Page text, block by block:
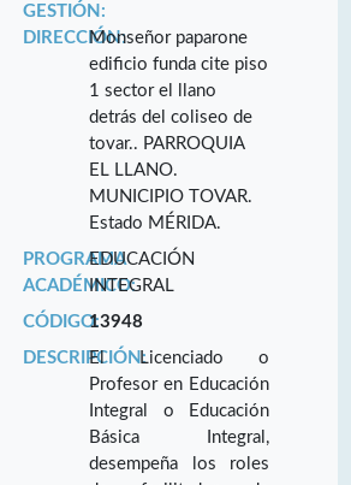
GESTIÓN:
DIRECCIÓN:Monseñor paparone
edificio funda cite piso
1 sector el llano
detrás del coliseo de
tovar.. PARROQUIA
EL LLANO.
MUNICIPIO TOVAR.
Estado MÉRIDA.
PROGRAMA
ACADÉMICO:
EDUCACIÓN
INTEGRAL
CÓDIGO:13948
DESCRIPCIÓN:El Licenciado o
Profesor en Educación
Integral o Educación
Básica Integral,
desempeña los roles